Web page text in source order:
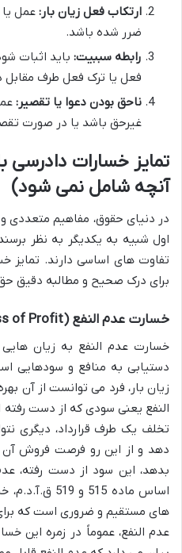
ارتکاب فعل زیان بار: عمل
ضرر شده باشد.
رابطه سببیت: باید اثبات
فعل یا ترک فعل طرف مقابل
ناحق بودن دعوا یا تقصیر:
غیرحق باشد یا در صورت
تمایز خسارات دادرسی
آنچه شامل نمی شود)
در دنیای حقوق، مفاهیم متعددی
اول شبیه به یکدیگر به نظر
تفاوت های اساسی دارند. تمایز
برای درک صحیح و مطالبه دقیق
خسارت عدم النفع (Loss of Profit)
خسارت عدم النفع به زیان
دستیابی به منافع و
زیان بار، فرد می توانست از آن
النفع یعنی سودی که از دست رفته
تخلف یک طرف قرارداد، دیگری
دهد و از این رو فرصت فروش آن
بدهد، این سود از دست رفته،
اساس ماده
های مستقیم و ضروری است که
عدم النفع، عموماً در زمره این